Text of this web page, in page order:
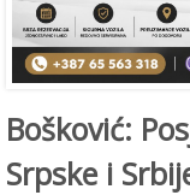
Bošković:
Srpske i